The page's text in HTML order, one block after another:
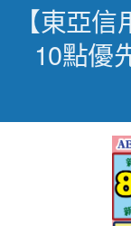
【東亞
10點優